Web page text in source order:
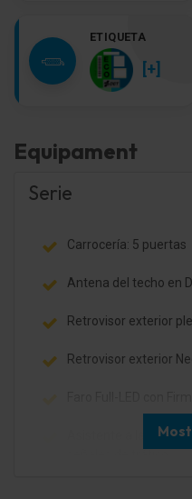
ETIQUETA
[+]
Equipament
Serie
Carrocería: 5 puertas
Antena del techo en
Retrovisor exterior
Retrovisor exterior
Asistente a la